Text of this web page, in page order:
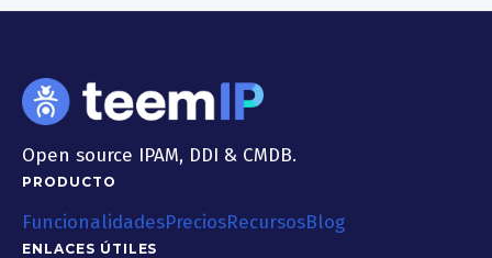
Open source IPAM, DDI & CMDB.
PRODUCTO
FuncionalidadesPreciosRecursosBlog
ENLACES ÚTILES